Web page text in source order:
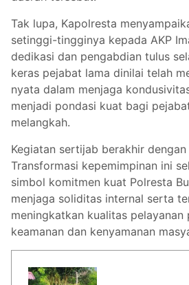
Tak lupa, Kapolresta
setinggi-tingginya kepada AKP
dedikasi dan pengabdian tulus
keras pejabat lama dinilai telah
nyata dalam menjaga
menjadi pondasi kuat bagi
melangkah.
Kegiatan sertijab berakhir
Transformasi kepemimpinan ini
simbol komitmen kuat Polresta
menjaga soliditas internal serta
meningkatkan kualitas pelayanan
keamanan dan kenyamanan